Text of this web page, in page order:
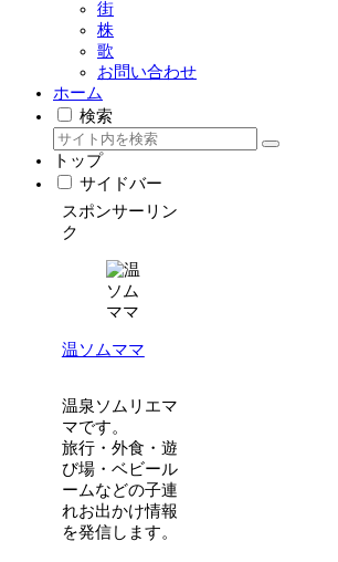
街
株
歌
お問い合わせ
ホーム
検索
トップ
サイドバー
スポンサーリン
ク
温ソムママ
温泉ソムリエマ
マです。
旅行・外食・遊
び場・ベビール
ームなどの子連
れお出かけ情報
を発信します。